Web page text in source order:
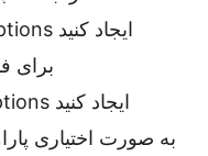
اکنون یک نمونه از PdfLoadOptions ایجاد کنید
برای
یک نمونه از DocxConvertOptions ایجاد کنید
به صورت اختیاری